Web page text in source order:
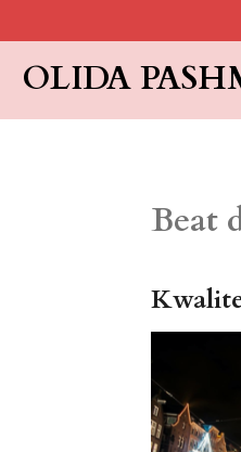
direct
naar
de
hoofdinhoud
OLIDA
Beat